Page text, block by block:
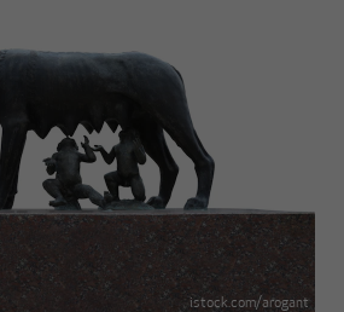
istock.com/arogant